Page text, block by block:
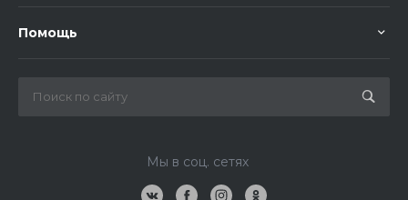
Помощь
Мы в соц. сетях